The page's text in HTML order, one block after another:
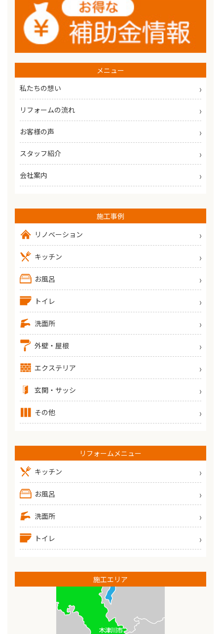
メニュー
私たちの想い
リフォームの流れ
お客様の声
スタッフ紹介
会社案内
施工事例
リノベーション
キッチン
お風呂
トイレ
洗面所
外壁・屋根
エクステリア
玄関・サッシ
その他
リフォームメニュー
キッチン
お風呂
洗面所
トイレ
施工エリア